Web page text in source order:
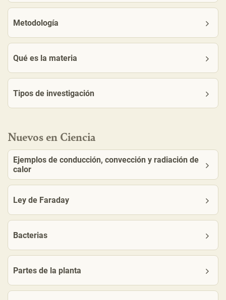
Metodología
Qué es la materia
Tipos de investigación
Nuevos en Ciencia
Ejemplos de conducción, convección y radiación de
calor
Ley de Faraday
Bacterias
Partes de la planta